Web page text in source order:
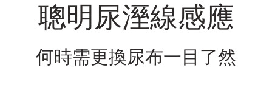
聰明尿溼線感應
何時需更換尿布一目了然